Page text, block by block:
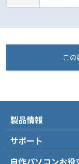
こ
製品情報
サポート
自作パソコンお役